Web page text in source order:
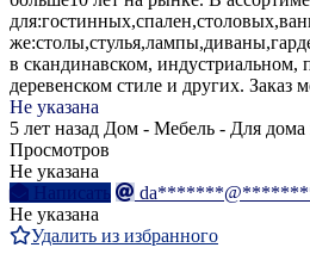
в скандинавском, индустриальном,
деревенском стиле и других. Заказ
Не указана
5 лет назад Дом - Мебель - Для дома
Просмотров
Не указана
Написать
Не указана
Удалить из избранного